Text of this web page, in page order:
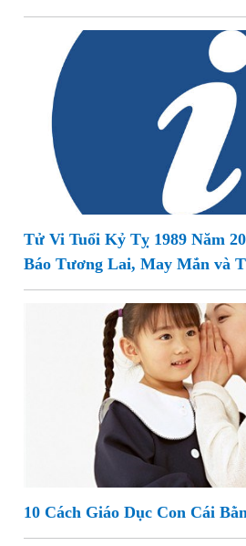
Tử Vi Tuổi Kỷ Tỵ 1989 Năm
Báo Tương Lai, May Mắn và
10 Cách Giáo Dục Con Cái